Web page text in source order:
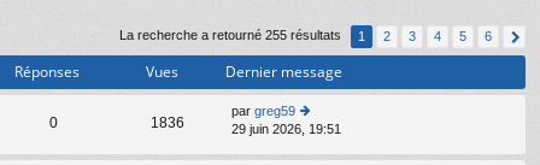
La recherche a retourné 255 résultats 1 2 3 4 5 6
Réponses Vues Dernier message
0 1836
par greg59
o
29 juin 2026, 19:51